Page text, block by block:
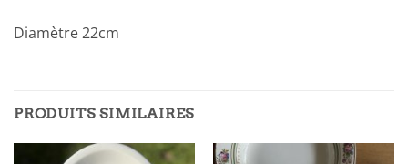
Diamètre 22cm
PRODUITS SIMILAIRES